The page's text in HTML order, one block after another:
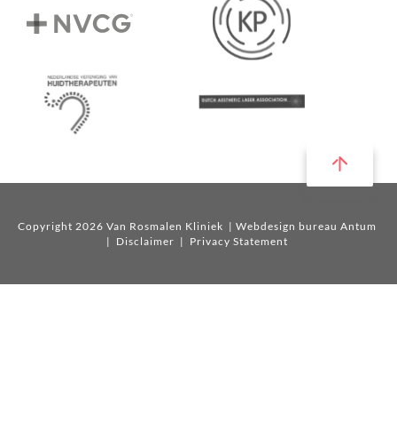
Copyright 2026 Van Rosmalen Kliniek | Webdesign bureau Antum
| Disclaimer | Privacy Statement